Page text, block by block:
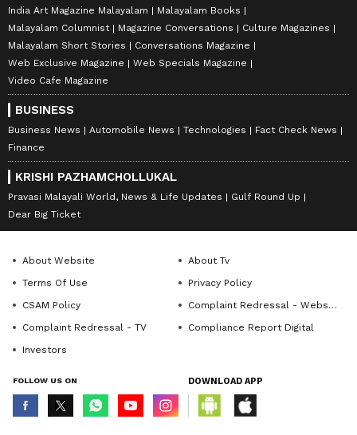
India Art Magazine Malayalam
Malayalam Books
Malayalam Columnist
Magazine Conversations
Culture Magazines
Malayalam Short Stories
Conversations Magazine
Web Exclusive Magazine
Web Specials Magazine
Video Cafe Magazine
BUSINESS
Business News Automobile News Technologies
Fact Check News
Finance
KRISHI PAZHAMCHOLLUKAL
Pravasi Malayali World, News & Life Updates
Gulf Round Up
Dear Big Ticket
About Website
About Tv
Terms Of Use
Privacy Policy
CSAM Policy
Complaint Redressal - Website
Complaint Redressal - TV
Compliance Report Digital
Investors
FOLLOW US ON DOWNLOAD APP